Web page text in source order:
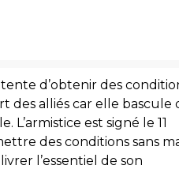
d’obtenir des
des alliés car elle bascule
L’armistice est signé le 11
des conditions sans
l’essentiel de son